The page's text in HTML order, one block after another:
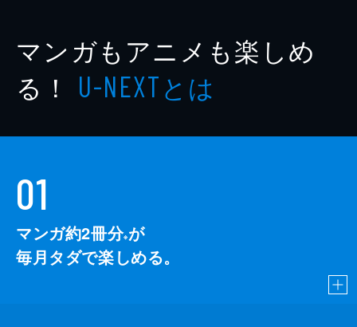
マンガもアニメも楽しめ
る！ U-NEXTとは
01
マンガ約2冊分※が
毎月タダで楽しめる。